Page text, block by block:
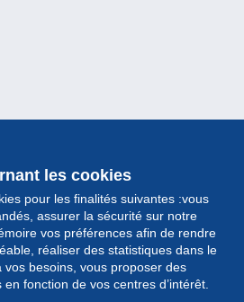
les cookies
pour les finalités suivantes :vous
assurer la sécurité sur notre
vos préférences afin de rendre
réaliser des statistiques dans le
vos besoins, vous proposer des
fonction de vos centres d’intérêt.